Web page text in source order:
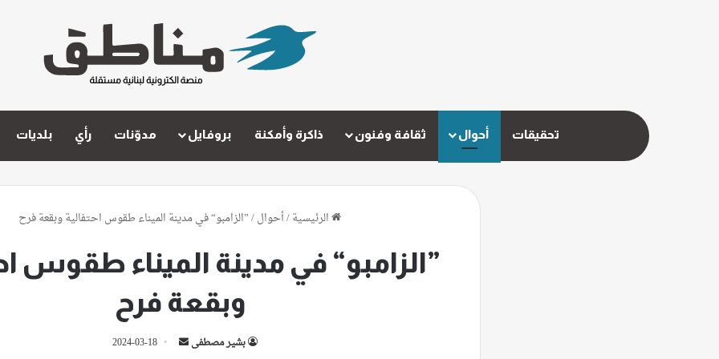
تحقيقات أحوال ثقافة وفنون ذاكرة وأمكنة بروفايل مدوّنات رأي بلديات
الرئيسية/أحوال/”الزامبو“ في مدينة الميناء طقوس احتفالية وبقعة فرح
”الزامبو“ في مدينة الميناء طقوس
وبقعة فرح
بشير مصطفى
أرسل 2024-03-18